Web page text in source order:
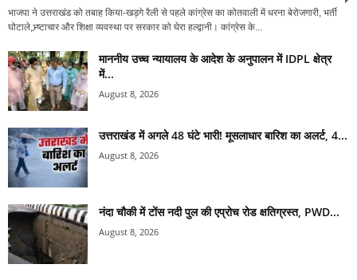
भाजपा ने उत्तराखंड को तबाह किया-खड़गे रैली से पहले कांग्रेस का कोतवाली में धरना बेरोजगारी, भर्ती
घोटाले,भ्र्ष्टाचार और शिक्षा व्यवस्था पर सरकार को घेरा हल्द्वानी। कांग्रेस के...
माननीय उच्च न्यायालय के आदेश के अनुपालन में IDPL क्षेत्र
में...
August 8, 2026
उत्तराखंड में अगले 48 घंटे भारी! मूसलाधार बारिश का अलर्ट, 4...
August 8, 2026
नंदा चौकी में टोंस नदी पुल की एप्रोच रोड क्षतिग्रस्त, PWD...
August 8, 2026